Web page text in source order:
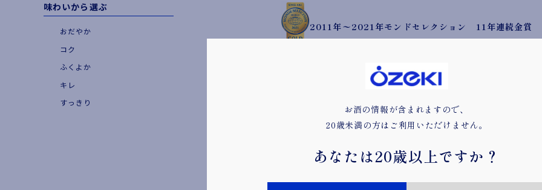
味わいから選ぶ
おだやか
コク
ふくよか
キレ
すっきり
2011年〜2021年モンドセレクション 11年連続金賞
オンラインショップはこちら
お酒の情報が含まれますので、
20歳未満の方はご利用いただけません。
あなたは20歳以上ですか？